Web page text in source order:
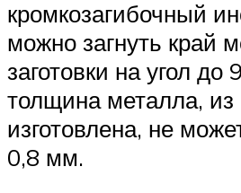
кромкозагибочный
можно загнуть край
заготовки на угол до
толщина металла, из
изготовлена, не
0,8 мм.